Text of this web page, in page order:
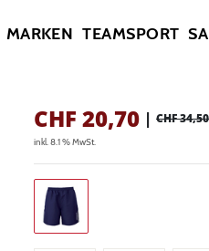
MARKEN TEAMSPORT
CHF 20,70 | CHF 34,50
inkl. 8.1 % MwSt.